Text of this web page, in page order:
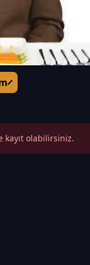
kayıt olabilirsiniz.